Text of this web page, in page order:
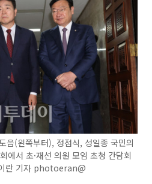
(왼쪽부터), 정점식, 성일종 국민의
에서 초·재선 의원 모임 초청 간담회
란 기자 photoeran@